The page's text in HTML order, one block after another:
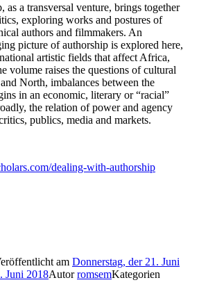
a transversal venture, brings together
exploring works and postures of
authors and filmmakers. An
picture of authorship is explored here,
artistic fields that affect Africa,
volume raises the questions of cultural
North, imbalances between the
in an economic, literary or “racial”
the relation of power and agency
publics, media and markets.
dealing-with-authorship
am Donnerstag, der 21. Juni
Juni 2018AutorromsemKategorien